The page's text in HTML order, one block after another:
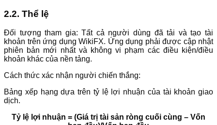
2.2. Thể lệ
Đối tượng tham gia: Tất cả người dùng đã tải và tạo tài
khoản trên ứng dụng WikiFX. Ứng dụng phải được cập nhật
phiên bản mới nhất và không vi phạm các điều kiện/điều
khoản khác của nền tảng.
Cách thức xác nhận người chiến thắng:
Bảng xếp hạng dựa trên tỷ lệ lợi nhuận của tài khoản giao
dịch.
Tỷ lệ lợi nhuận = (Giá trị tài sản ròng cuối cùng – Vốn